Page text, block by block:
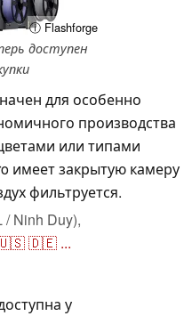
ⓘ Flashforge
доступен
для особенно
производства
или типами
имеет закрытую камеру
фильтруется.
/ Ninh Duy),
🇩🇪 ...
у